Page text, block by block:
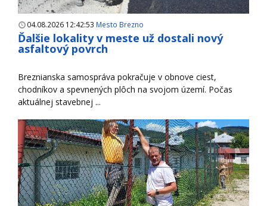
04.08.2026 12:42:53 Mesto Brezno
Ďalšie lokality v meste už dostali nový
asfaltový povrch
Breznianska samospráva pokračuje v obnove ciest,
chodníkov a spevnených plôch na svojom území. Počas
aktuálnej stavebnej ...